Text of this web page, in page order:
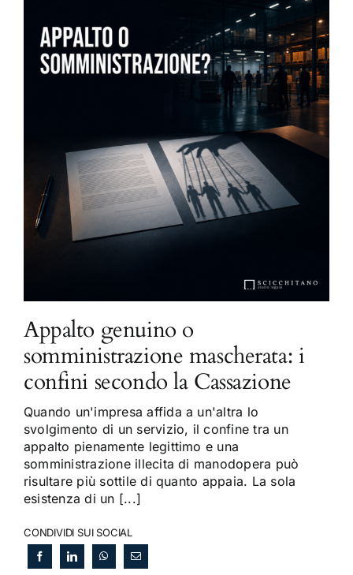
Appalto genuino o
somministrazione mascherata: i
confini secondo la Cassazione
Quando un'impresa affida a un'altra lo
svolgimento di un servizio, il confine tra un
appalto pienamente legittimo e una
somministrazione illecita di manodopera può
risultare più sottile di quanto appaia. La sola
esistenza di un [...]
CONDIVIDI SUI SOCIAL